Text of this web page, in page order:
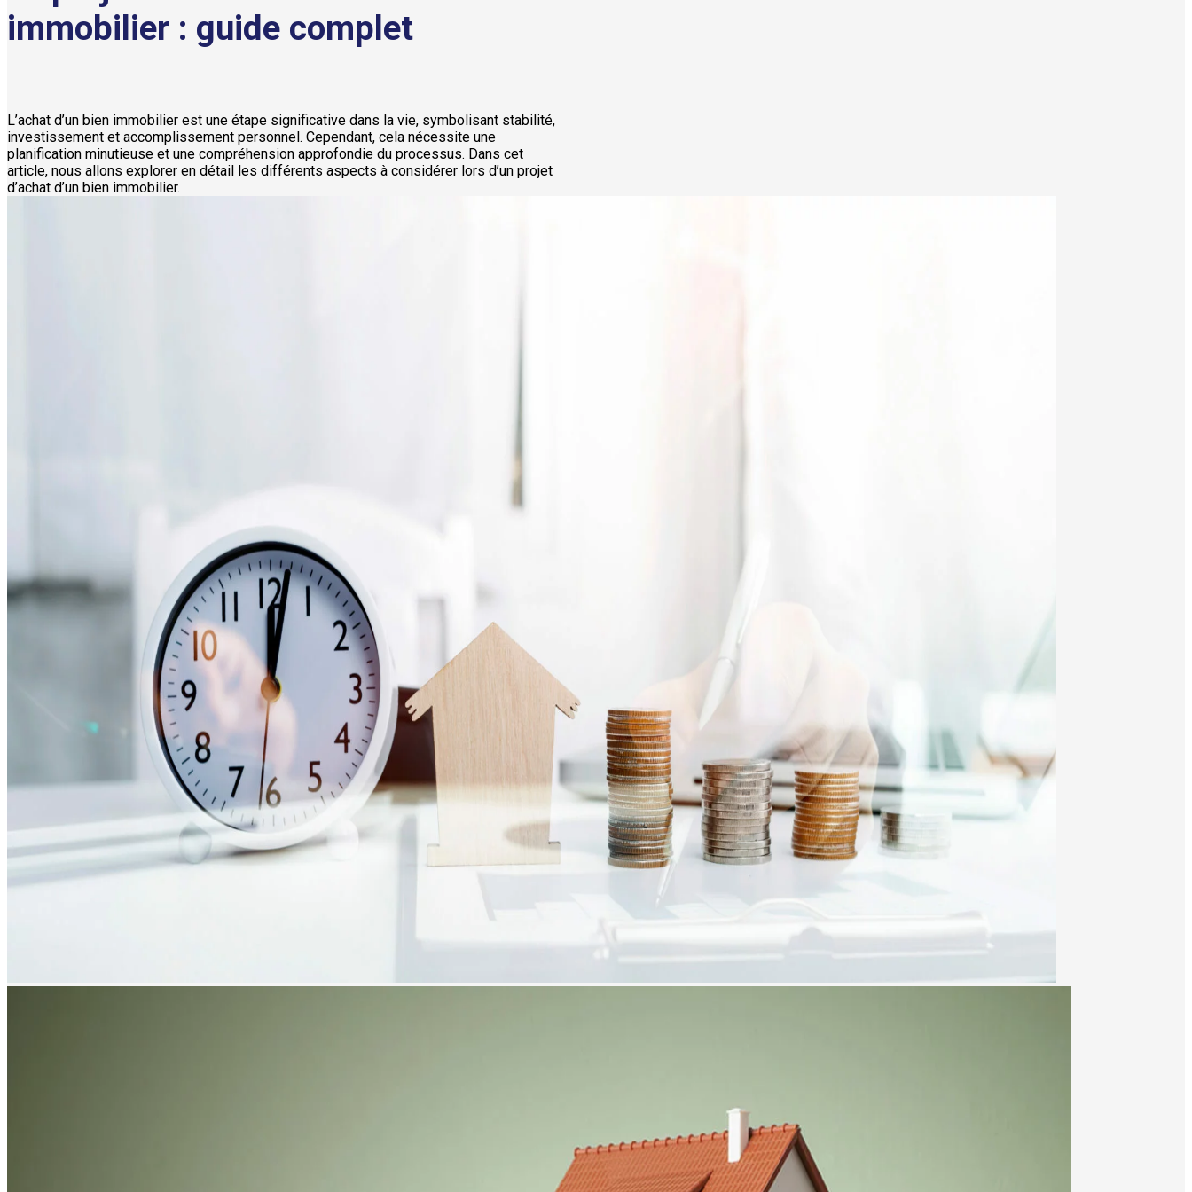
immobilier : guide complet
L’achat d’un bien immobilier est une étape significative dans la vie, symbolisant stabilité,
investissement et accomplissement personnel. Cependant, cela nécessite une
planification minutieuse et une compréhension approfondie du processus. Dans cet
article, nous allons explorer en détail les différents aspects à considérer lors d’un projet
d’achat d’un bien immobilier.